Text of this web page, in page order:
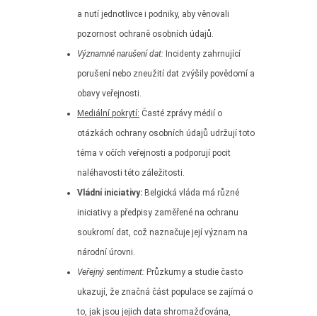
a nutí jednotlivce i podniky, aby věnovali
pozornost ochraně osobních údajů.
Významné narušení dat: Incidenty zahrnující
porušení nebo zneužití dat zvýšily povědomí a
obavy veřejnosti.
Mediální pokrytí: Časté zprávy médií o
otázkách ochrany osobních údajů udržují toto
téma v očích veřejnosti a podporují pocit
naléhavosti této záležitosti.
Vládní iniciativy: Belgická vláda má různé
iniciativy a předpisy zaměřené na ochranu
soukromí dat, což naznačuje její význam na
národní úrovni.
Veřejný sentiment: Průzkumy a studie často
ukazují, že značná část populace se zajímá o
to, jak jsou jejich data shromažďována,